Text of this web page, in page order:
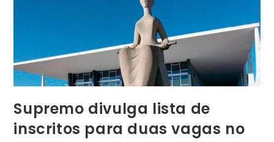
Publicidade
Advocacia
Supremo divulga lista de
inscritos para duas vagas no